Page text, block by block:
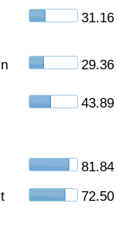
31.16
29.36
43.89
81.84
72.50